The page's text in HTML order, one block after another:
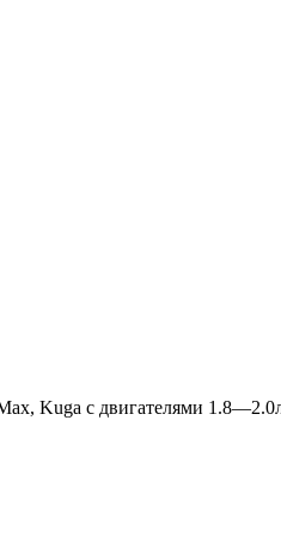
Kuga с двигателями